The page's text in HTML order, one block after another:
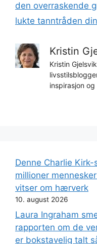
den overraskende
lukte tanntråden din
Kristin
Kristin
inspirasjon
Denne Charlie
millioner
vitser om hærverk
10. august 2026
Laura Ingraham
rapporten om de
er bokstavelig talt